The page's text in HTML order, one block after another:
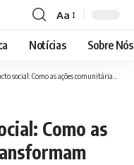
Aa
Notícias Sobre Nós
Como as ações comunitárias transformam realidades?
Como as